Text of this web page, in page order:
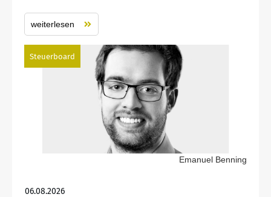
weiterlesen
Steuerboard
Emanuel Benning
06.08.2026